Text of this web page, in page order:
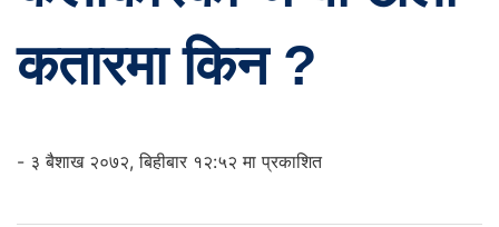
कतारमा किन ?
- ३ बैशाख २०७२, बिहीबार १२:५२ मा प्रकाशित